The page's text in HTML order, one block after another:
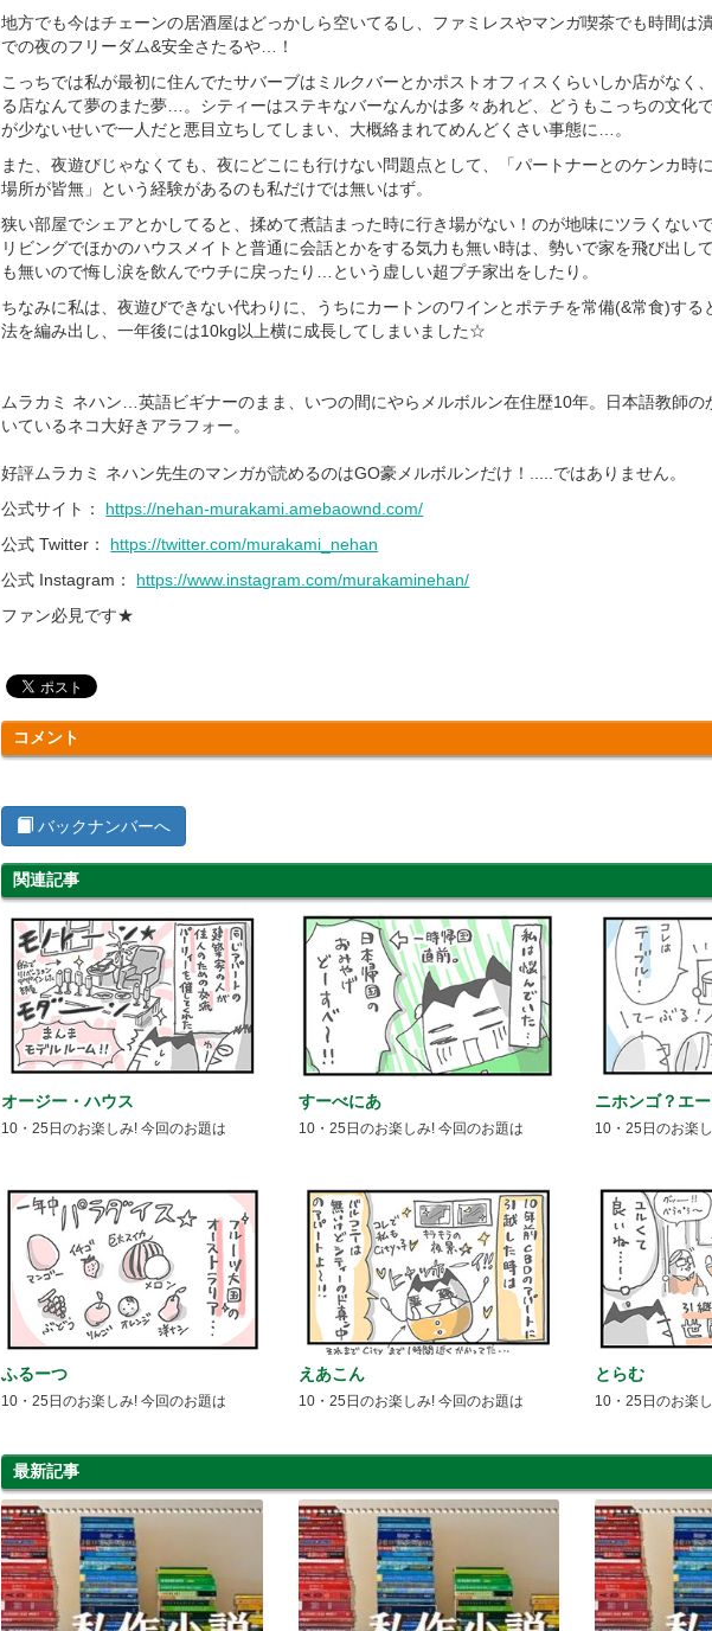
地方でも今はチェーンの居酒屋はどっかしら空いてるし、ファミレスやマンガ喫茶でも時間は
での夜のフリーダム&安全さたるや…！
こっちでは私が最初に住んでたサバーブはミルクバーとかポストオフィスくらいしか店がなく
る店なんて夢のまた夢…。シティーはステキなバーなんかは多々あれど、どうもこっちの文化
が少ないせいで一人だと悪目立ちしてしまい、大概絡まれてめんどくさい事態に…。
また、夜遊びじゃなくても、夜にどこにも行けない問題点として、「パートナーとのケンカ時
場所が皆無」という経験があるのも私だけでは無いはず。
狭い部屋でシェアとかしてると、揉めて煮詰まった時に行き場がない！のが地味にツラくない
リビングでほかのハウスメイトと普通に会話とかをする気力も無い時は、勢いで家を飛び出し
も無いので悔し涙を飲んでウチに戻ったり…という虚しい超プチ家出をしたり。
ちなみに私は、夜遊びできない代わりに、うちにカートンのワインとポテチを常備(&常食)する
法を編み出し、一年後には10kg以上横に成長してしまいました☆
ムラカミ ネハン…英語ビギナーのまま、いつの間にやらメルボルン在住歴10年。日本語教師の
いているネコ大好きアラフォー。
好評ムラカミ ネハン先生のマンガが読めるのはGO豪メルボルンだけ！.....ではありません。
公式サイト： https://nehan-murakami.amebaownd.com/
公式 Twitter： https://twitter.com/murakami_nehan
公式 Instagram： https://www.instagram.com/murakaminehan/
ファン必見です★
コメント
バックナンバーへ
関連記事
オージー・ハウス
10・25日のお楽しみ! 今回のお題は
すーべにあ
10・25日のお楽しみ! 今回のお題は
ニホンゴ？エ
10・25日のお楽
ふるーつ
10・25日のお楽しみ! 今回のお題は
えあこん
10・25日のお楽しみ! 今回のお題は
とらむ
10・25日のお楽
最新記事